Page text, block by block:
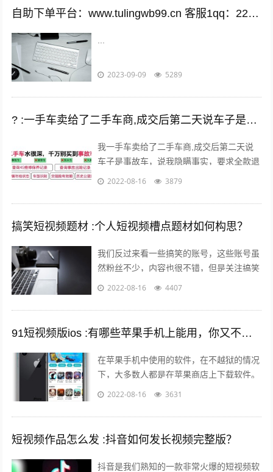
自助下单平台：www.tulingwb99.cn 客服1qq：2221028208 客服2qq：2221028208
2023-09-09 5289
? :一手车卖给了二手车商,成交后第二天说车子是事故车，说隐瞒事实？
我一手车卖给了二手车商,成交后第二天说
车子是事故车，说我隐瞒事实，要求全款退
车，我该怎么办？ 报警处理。二手车行在
2022-08-16 3879
搞笑短视频题材 :个人短视频槽点题材如何构思？
我们反过来看一些搞笑的账号，这些账号虽
然粉丝不少，内容也很不错，但是关注搞笑
账号的用户，大多数都是为了开心的，所以
2022-08-16 4407
91短视频版ios :有哪些苹果手机上能用，你又不愿意让人知道的好用的app呢？
在苹果手机中使用的软件，在不越狱的情况
下，大多数人都是在苹果商店上下载软件。
但是还有其他的方法可以让你的手机中安装
2022-08-16 3631
短视频作品怎么发 :抖音如何发长视频完整版？
抖音是我们熟知的一款非常火爆的短视频软